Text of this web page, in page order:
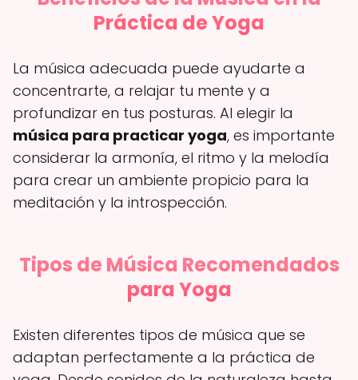
Práctica de Yoga
La música adecuada puede ayudarte a
concentrarte, a relajar tu mente y a
profundizar en tus posturas. Al elegir la
música para practicar yoga, es importante
considerar la armonía, el ritmo y la melodía
para crear un ambiente propicio para la
meditación y la introspección.
Tipos de Música Recomendados
para Yoga
Existen diferentes tipos de música que se
adaptan perfectamente a la práctica de